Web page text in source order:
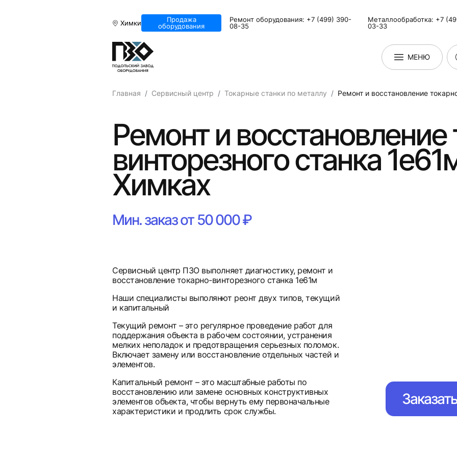
Химки
Продажа
оборудования
Ремонт оборудования: +7 (499) 390-
08-35
Металлообработка: +7
03-33
МЕНЮ
Главная Сервисный центр Токарные станки по металлу Ремонт и восстановление
Ремонт и восстановление
винторезного станка
Химках
Мин. заказ от 50 000 ₽
Сервисный центр ПЗО выполняет диагностику, ремонт и
восстановление токарно-винторезного станка 1е61м
Наши специалисты выполянют реонт двух типов, текущий
и капитальный
Текущий ремонт – это регулярное проведение работ для
поддержания объекта в рабочем состоянии, устранения
мелких неполадок и предотвращения серьезных поломок.
Включает замену или восстановление отдельных частей и
элементов.
Капитальный ремонт – это масштабные работы по
восстановлению или замене основных конструктивных
элементов объекта, чтобы вернуть ему первоначальные
характеристики и продлить срок службы.